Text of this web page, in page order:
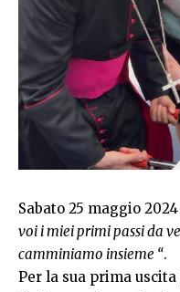
Sabato 25 maggio
voi i miei primi passi da
camminiamo insieme “.
Per la sua prima